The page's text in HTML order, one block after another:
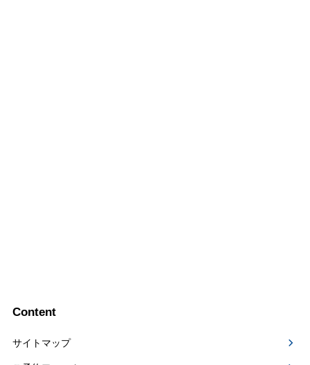
Content
サイトマップ